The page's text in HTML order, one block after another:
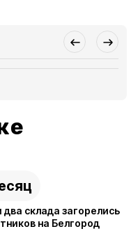
склада загорелись
на Белгород